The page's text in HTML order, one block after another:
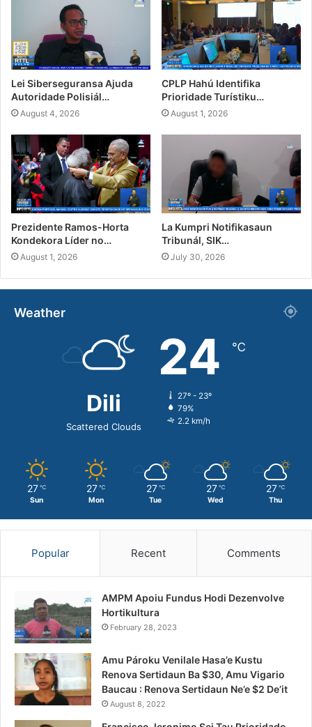
Lei Siberseguransa Ajuda
Autoridade Polisiál…
August 4, 2026
CPLP Hahú Identifika
Prioridade Turístiku…
August 1, 2026
Prezidente Ramos-Horta
Kondekora Líder no…
August 1, 2026
La Kumpri Notifikasaun
Tribunál, SIK…
July 30, 2026
Weather
Dili
Scattered Clouds
24 ℃
27º - 23º
79%
2.2 km/h
27 ℃
Sun
27 ℃
Mon
27 ℃
Tue
27 ℃
Wed
27 ℃
Thu
Popular Recent Comments
AMPM Apoiu Fundus Hodi Dezenvolve
Hortikultura
February 28, 2023
Amu Pároku Venilale Hasa’e Kustu
Renova Sertidaun Ba $30, Amu Vigario
Baucau : Renova Sertidaun Ne’e $2 De’it
August 8, 2022